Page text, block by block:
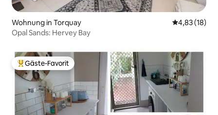
Wohnung in Torquay
4,83 (18)
Opal Sands: Hervey Bay
Beliebter Gäste-Favorit.
Gäste-Favorit